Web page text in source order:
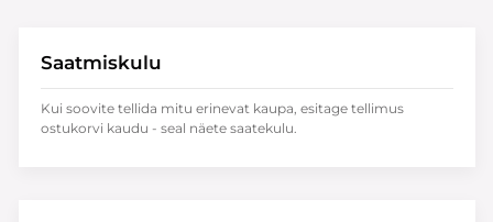
Saatmiskulu
Kui soovite tellida mitu erinevat kaupa, esitage tellimus
ostukorvi kaudu - seal näete saatekulu.